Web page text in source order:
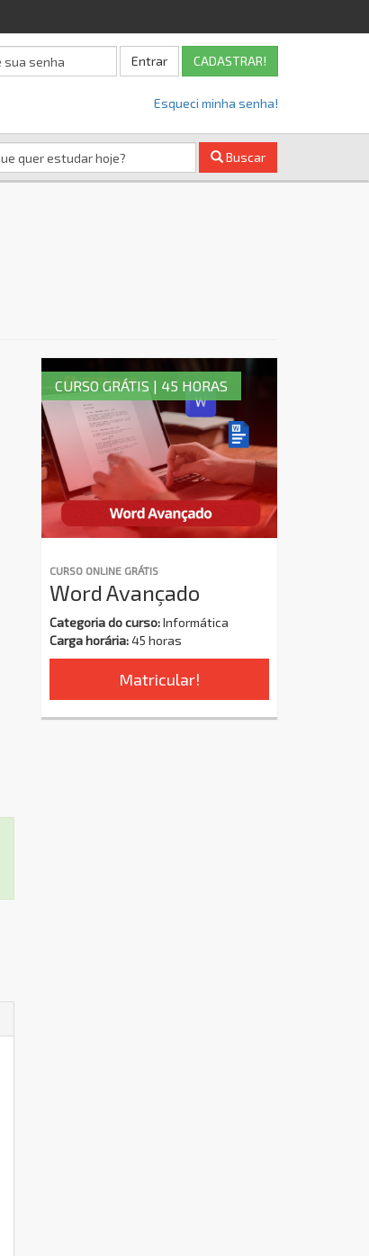
Entrar CADASTRAR!
Esqueci minha senha!
Buscar
CURSO ONLINE GRÁTIS
Word Avançado
Categoria do curso:Informática
Carga horária:45 horas
Matricular!
CURSO GRÁTIS | 45 HORAS